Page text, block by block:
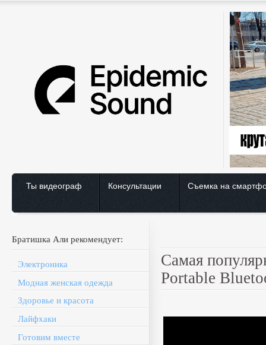
Ты видеограф Консультации Съемка на
Братишка Али рекомендует:
Электроника
Модная женская одежда
Здоровье и красота
Лайфхаки
Готовим вместе
Самая
Portable